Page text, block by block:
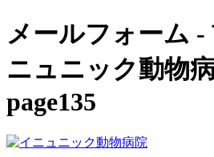
メールフォーム -
ニュニック動物病
page135